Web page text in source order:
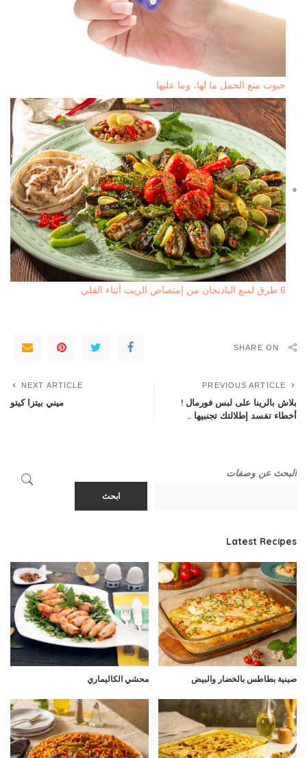
حبوب منع الحمل ما لها، وما عليها
6 طرق لمنع الباذنجان من إمتصاص الزيت أثناء القلي
SHARE ON
PREVIOUS ARTICLE
بلاش بالرينا على لبس فورمال !
أخطاء تفسد إطلالتك تجنبيها ..
NEXT ARTICLE
ميني بيتزا كيتو
البحث عن وصفات
ابحث
Latest Recipes
صينية بطاطس بالخضار والبيض محشي الكاليماري